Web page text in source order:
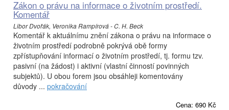
Zákon o právu na informace o životním prostředí.
Komentář
Libor Dvořák, Veronika Rampírová - C. H. Beck
Komentář k aktuálnímu znění zákona o právu na informace o
životním prostředí podrobně pokrývá obě formy
zpřístupňování informací o životním prostředí, tj. formu tzv.
pasivní (na žádost) i aktivní (vlastní činností povinných
subjektů). U obou forem jsou obsáhleji komentovány
důvody ... pokračování
Cena: 690 Kč